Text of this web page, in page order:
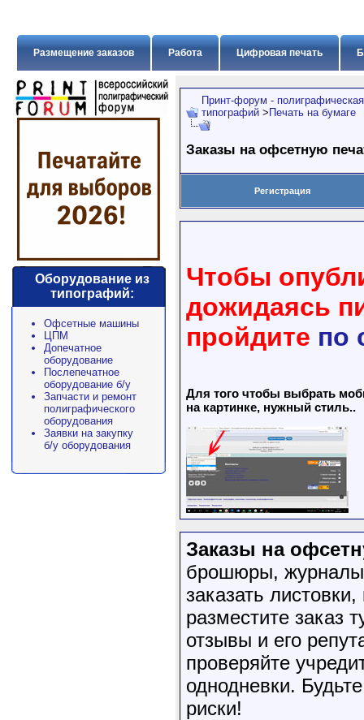
Цифровая печать
Работа
Размещение заказов
Оборудование из
типографий:
Офсетные машины
ЦПМ
Допечатное
оборудование
Послепечатное
оборудование б/у
Запчасти и ремонт
полиграфического
оборудования
Заявки на закупку
б/у оборудования
Принт-форум -
типографий > Печать на бумаге
Заказы на офсетную
Регистрация
Чтобы
дожидаясь
пройдите по
Для того чтобы выбрать
на картинке, нужный стиль..
Заказы на
брошюры,
заказать
разместите заказ
отзывы и его
проверяйте
однодневки.
риски!